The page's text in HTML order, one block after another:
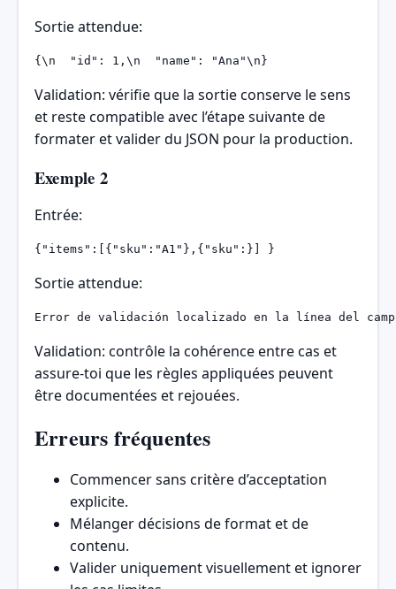
Sortie attendue:
{\n  "id": 1,\n  "name": "Ana"\n}
Validation: vérifie que la sortie conserve le sens
et reste compatible avec l’étape suivante de
formater et valider du JSON pour la production.
Exemple 2
Entrée:
{"items":[{"sku":"A1"},{"sku":}] }
Sortie attendue:
Error de validación localizado en la línea del
Validation: contrôle la cohérence entre cas et
assure-toi que les règles appliquées peuvent
être documentées et rejouées.
Erreurs fréquentes
Commencer sans critère d’acceptation
explicite.
Mélanger décisions de format et de
contenu.
Valider uniquement visuellement et ignorer